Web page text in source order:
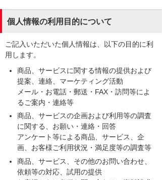
個人情報の利用目的について
ご記入いただいた個人情報は、以下の目的に利
用します。
商品、サービスに関する情報の提供および
提案、連絡、マーケティング活動
メール・お電話・郵送・FAX・訪問等によ
るご案内・連絡等
商品、サービスの企画および利用等の調査
に関する、お願い・連絡・回答
アンケート等による商品、サービス、企
画、お客様ご利用状況・満足度等の調査等
商品、サービス、その他のお問い合わせ、
依頼等の対応、試用の提供